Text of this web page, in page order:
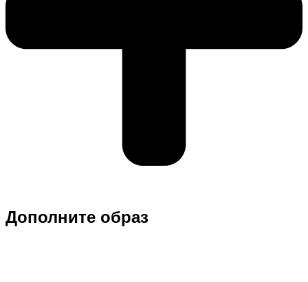
Дополните образ